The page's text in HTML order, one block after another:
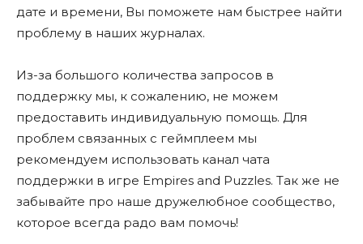
дате и времени, Вы поможете нам быстрее найти
проблему в наших журналах.
Из-за большого количества запросов в
поддержку мы, к сожалению, не можем
предоставить индивидуальную помощь. Для
проблем связанных с геймплеем мы
рекомендуем использовать канал чата
поддержки в игре Empires and Puzzles. Так же не
забывайте про наше дружелюбное сообщество,
которое всегда радо вам помочь!